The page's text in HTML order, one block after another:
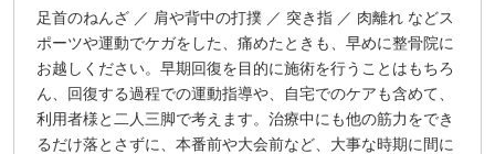
足首のねんざ ／ 肩や背中の打撲 ／ 突き指 ／ 肉離れ などス
ポーツや運動でケガをした、痛めたときも、早めに整骨院に
お越しください。早期回復を目的に施術を行うことはもちろ
ん、回復する過程での運動指導や、自宅でのケアも含めて、
利用者様と二人三脚で考えます。治療中にも他の筋力をでき
るだけ落とさずに、本番前や大会前など、大事な時期に間に